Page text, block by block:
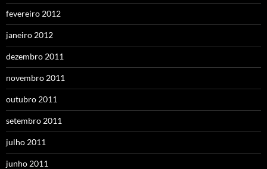
fevereiro 2012
janeiro 2012
dezembro 2011
novembro 2011
outubro 2011
setembro 2011
julho 2011
junho 2011